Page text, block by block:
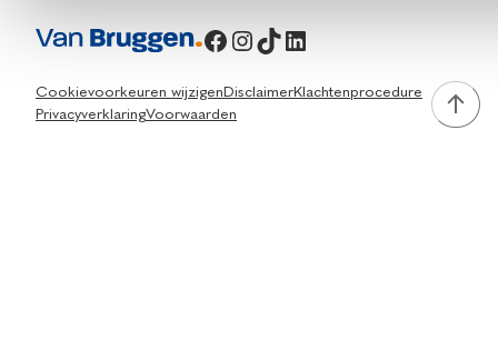
Facebook
Instagram
TikTok
LinkedIn
Cookievoorkeuren wijzigen DisclaimerKlachtenprocedure
PrivacyverklaringVoorwaarden